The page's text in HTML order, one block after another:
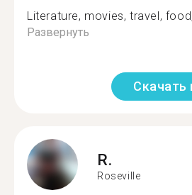
Literature, movies, travel,
Развернуть
Скачать
R.
Roseville